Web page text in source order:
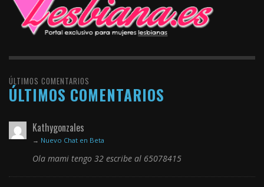
ÚLTIMOS COMENTARIOS
ÚLTIMOS COMENTARIOS
Kathygonzales
→ Nuevo Chat en Beta
Ola mami tengo 32 escribe al 65078415